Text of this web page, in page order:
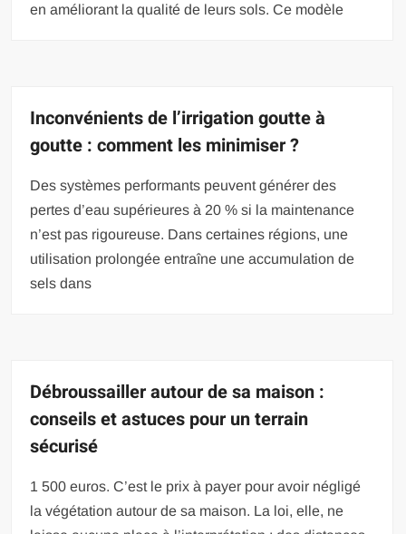
en améliorant la qualité de leurs sols. Ce modèle
Inconvénients de l’irrigation goutte à
goutte : comment les minimiser ?
Des systèmes performants peuvent générer des
pertes d’eau supérieures à 20 % si la maintenance
n’est pas rigoureuse. Dans certaines régions, une
utilisation prolongée entraîne une accumulation de
sels dans
Débroussailler autour de sa maison :
conseils et astuces pour un terrain
sécurisé
1 500 euros. C’est le prix à payer pour avoir négligé
la végétation autour de sa maison. La loi, elle, ne